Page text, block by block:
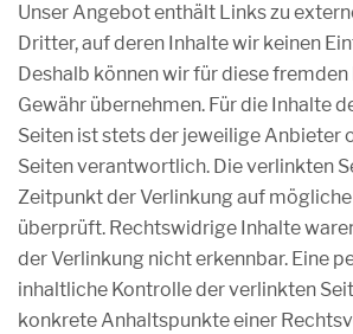
Unser Angebot enthält Links zu
Dritter, auf deren Inhalte wir keinen
Deshalb können wir für diese
Gewähr übernehmen. Für die Inhalte
Seiten ist stets der jeweilige Anbieter
Seiten verantwortlich. Die verlinkten
Zeitpunkt der Verlinkung auf
überprüft. Rechtswidrige Inhalte
der Verlinkung nicht erkennbar. Eine
inhaltliche Kontrolle der verlinkten
konkrete Anhaltspunkte einer